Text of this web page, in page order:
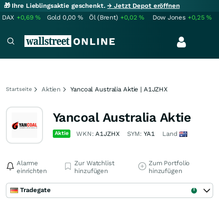
🎁 Ihre Lieblingsaktie geschenkt.→ Jetzt Depot eröffnen
DAX +0,69% Gold 0,00 % Öl (Brent) +0,02% Dow Jones +0,25%
Startseite Aktien Yancoal Australia Aktie | A1JZHX
Yancoal Australia Aktie
Aktie WKN:A1JZHX SYM: YA1 Land
Alarme
einrichten
Zur Watchlist
hinzufügen
Zum Portfolio
hinzufügen
Tradegate